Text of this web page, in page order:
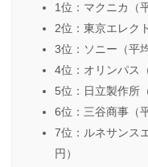
1位：マクニカ（
2位：東京エレク
3位：ソニー（平
4位：オリンパス
5位：日立製作所
6位：三谷商事（
7位：ルネサンス
円）